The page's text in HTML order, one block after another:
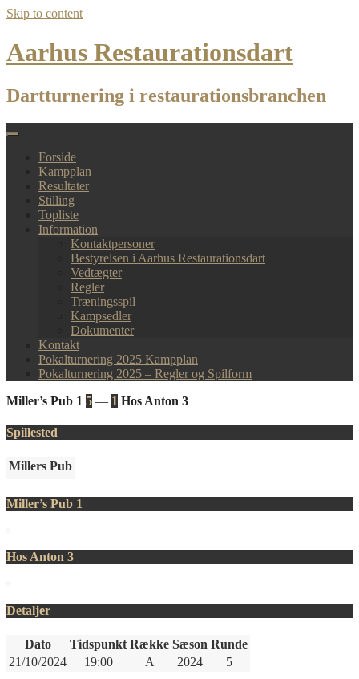
Skip to content
Aarhus Restaurationsdart
Dartturnering i restaurationsbranchen
Forside
Kampplan
Resultater
Stilling
Topliste
Information
Kontaktpersoner
Bestyrelsen i Aarhus Restaurationsdart
Vedtægter
Regler
Træningsspil
Kampsedler
Dokumenter
Kontakt
Pokalturnering 2025 Kampplan
Pokalturnering 2025 – Regler og Spilform
Miller’s Pub 1 5 — 1 Hos Anton 3
Spillested
Millers Pub
Miller’s Pub 1
Hos Anton 3
Detaljer
Dato Tidspunkt Række Sæson Runde
21/10/2024
19:00 A 2024 5